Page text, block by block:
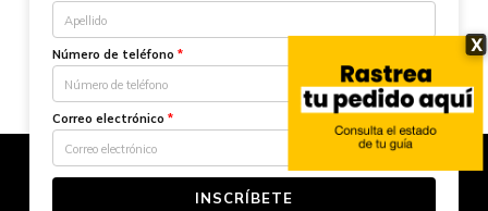
X
Número de teléfono *
Correo electrónico *
INSCRÍBETE